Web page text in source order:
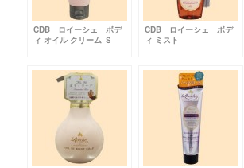
CDB ロイーシェ ボデ
ィ オイル クリーム Ｓ
CDB ロイーシェ ボデ
ィ ミスト